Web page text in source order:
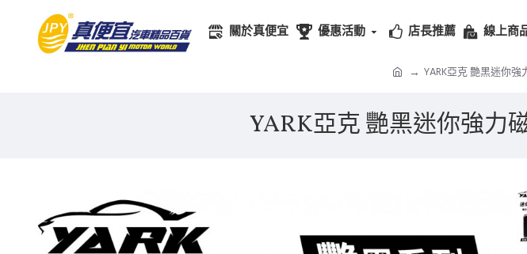
關於真便宜 優惠活動 店長推薦 線上商
YARK亞克 艷黑迷你
YARK亞克 艷黑迷你強力